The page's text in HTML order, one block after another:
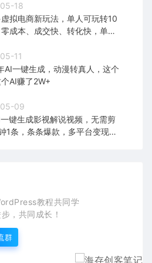
18
拟电商新玩法，单人可玩转10
成本、成交快、转化快，单店
11
AI一键生成，动漫转真人，这个
个AI赚了2W+
09
键生成影视解说视频，无需剪
1条，条条爆款，多平台变现日
教程共同学
，共同成长！
群